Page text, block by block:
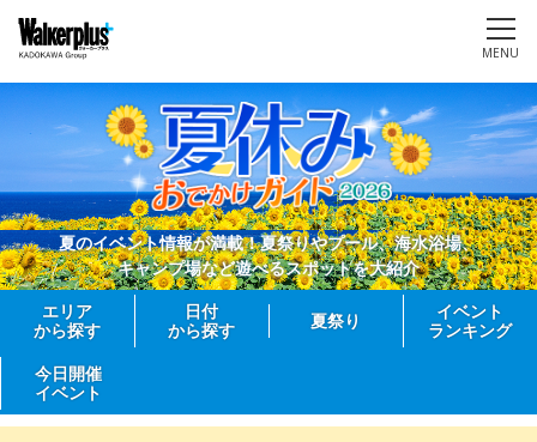
MENU
夏のイベント情報が満載！夏祭りやプール、海水浴場、
キャンプ場など遊べるスポットを大紹介
エリア
から探す
日付
から探す
夏祭り
イベント
ランキング
今日開催
イベント